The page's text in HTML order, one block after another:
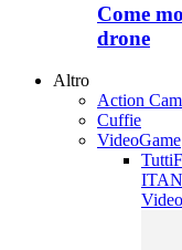
Come
drone
Altro
Action Cam
Cuffie
VideoGame
Tutti
ITA